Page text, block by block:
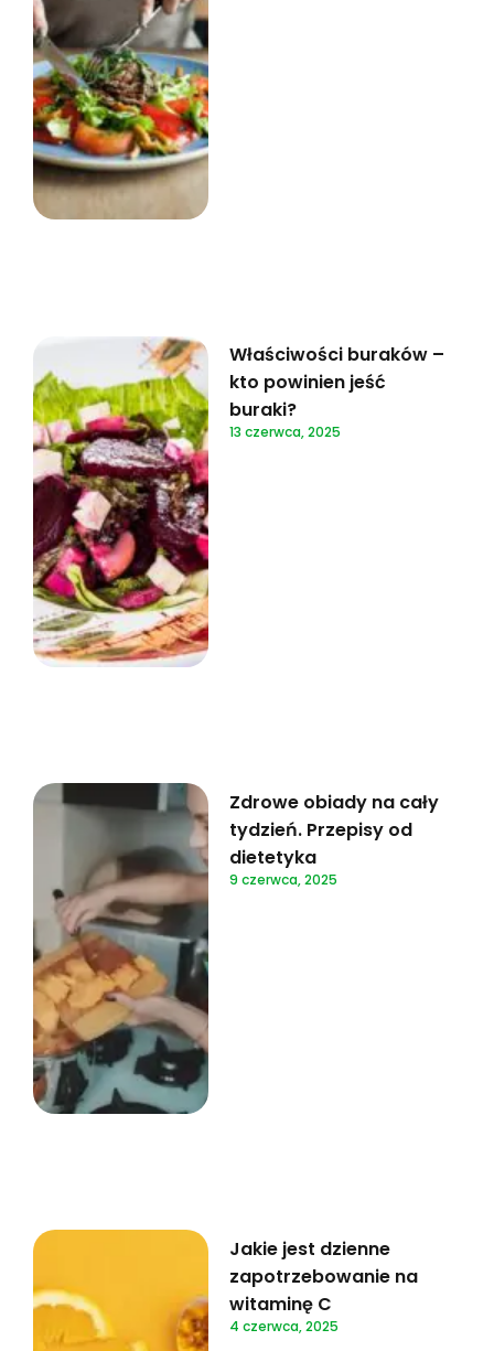
Właściwości buraków –
kto powinien jeść
buraki?
13 czerwca, 2025
Zdrowe obiady na cały
tydzień. Przepisy od
dietetyka
9 czerwca, 2025
Jakie jest dzienne
zapotrzebowanie na
witaminę C
4 czerwca, 2025